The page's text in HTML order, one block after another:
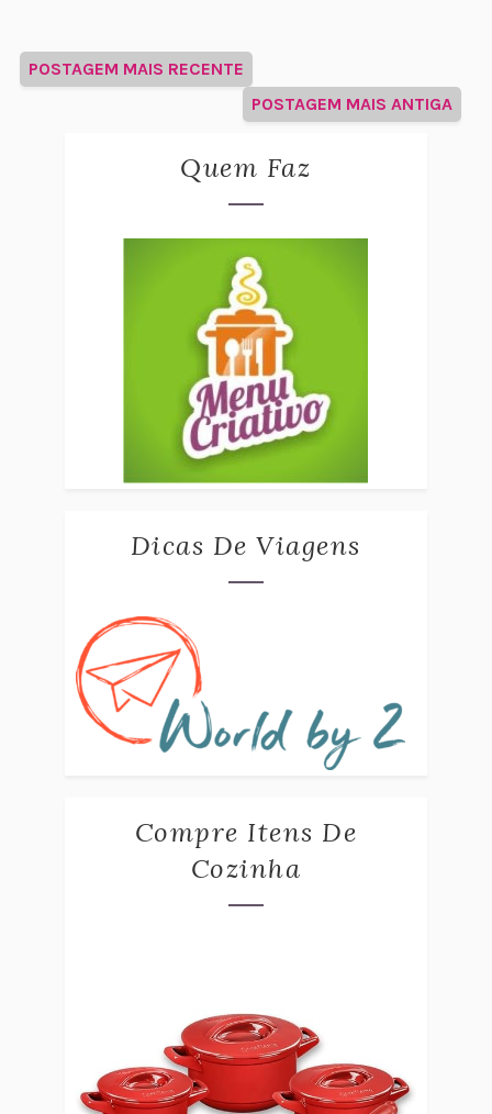
POSTAGEM MAIS RECENTE
POSTAGEM MAIS ANTIGA
Quem Faz
Dicas De Viagens
Compre Itens De
Cozinha